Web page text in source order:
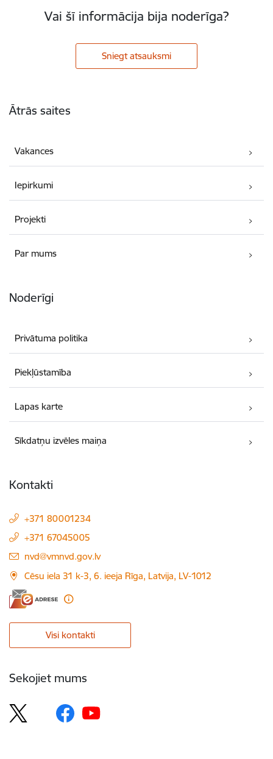
Vai šī informācija bija noderīga?
Sniegt atsauksmi
Ātrās saites
Vakances
Iepirkumi
Projekti
Par mums
Noderīgi
Privātuma politika
Piekļūstamība
Lapas karte
Sīkdatņu izvēles maiņa
Kontakti
+371 80001234
+371 67045005
E-pasts:
nvd@vmnvd.gov.lv
Cēsu iela 31 k-3, 6. ieeja Rīga, Latvija, LV-1012
Visi kontakti
Sekojiet mums